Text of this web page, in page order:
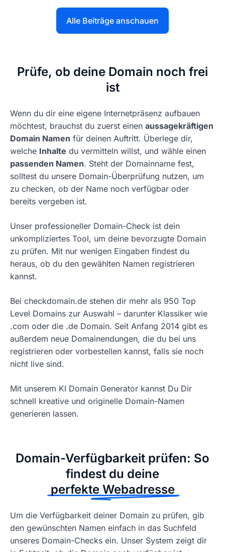
Alle Beiträge anschauen
Prüfe, ob deine Domain noch frei
ist
Wenn du dir eine eigene Internetpräsenz aufbauen
möchtest, brauchst du zuerst einen aussagekräftigen
Domain Namen für deinen Auftritt. Überlege dir,
welche Inhalte du vermitteln willst, und wähle einen
passenden Namen. Steht der Domainname fest,
solltest du unsere Domain-Überprüfung nutzen, um
zu checken, ob der Name noch verfügbar oder
bereits vergeben ist.
Unser professioneller Domain-Check ist dein
unkompliziertes Tool, um deine bevorzugte Domain
zu prüfen. Mit nur wenigen Eingaben findest du
heraus, ob du den gewählten Namen registrieren
kannst.
Bei checkdomain.de stehen dir mehr als 950 Top
Level Domains zur Auswahl – darunter Klassiker wie
.com oder die .de Domain. Seit Anfang 2014 gibt es
außerdem neue Domainendungen, die du bei uns
registrieren oder vorbestellen kannst, falls sie noch
nicht live sind.
Mit unserem KI Domain Generator kannst Du Dir
schnell kreative und originelle Domain-Namen
generieren lassen.
Domain-Verfügbarkeit prüfen: So
findest du deine
perfekte Webadresse
Um die Verfügbarkeit deiner Domain zu prüfen, gib
den gewünschten Namen einfach in das Suchfeld
unseres Domain-Checks ein. Unser System zeigt dir